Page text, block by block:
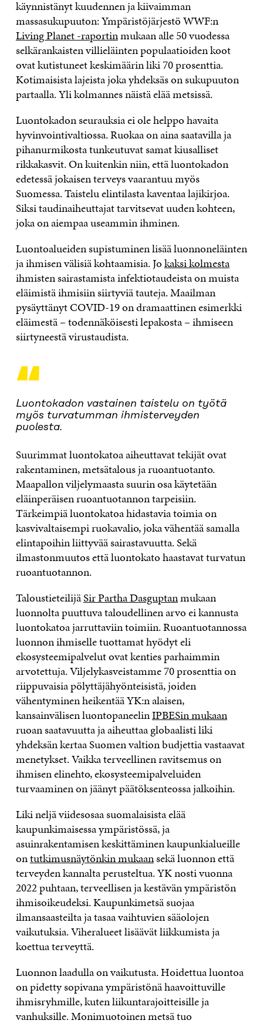
käynnistänyt kuudennen ja kiivaimman
massasukupuuton: Ympäristöjärjestö WWF:n
Living Planet -raportinmukaan alle 50 vuodessa
selkärankaisten villieläinten populaatioiden koot
ovat kutistuneet keskimäärin liki 70 prosenttia.
Kotimaisista lajeista joka yhdeksäs on sukupuuton
partaalla. Yli kolmannes näistä elää metsissä.
Luontokadon seurauksia ei ole helppo havaita
hyvinvointivaltiossa. Ruokaa on aina saatavilla ja
pihanurmikosta tunkeutuvat samat kiusalliset
rikkakasvit. On kuitenkin niin, että luontokadon
edetessä jokaisen terveys vaarantuu myös
Suomessa. Taistelu elintilasta kaventaa lajikirjoa.
Siksi taudinaiheuttajat tarvitsevat uuden kohteen,
joka on aiempaa useammin ihminen.
Luontoalueiden supistuminen lisää luonnoneläinten
ja ihmisen välisiä kohtaamisia. Jokaksi kolmesta
ihmisten sairastamista infektiotaudeista on muista
eläimistä ihmisiin siirtyviä tauteja. Maailman
pysäyttänyt COVID-19 on dramaattinen esimerkki
eläimestä – todennäköisesti lepakosta – ihmiseen
siirtyneestä virustaudista.
“
Luontokadon vastainen taistelu on työtä
myös turvatumman ihmisterveyden
puolesta.
Suurimmat luontokatoa aiheuttavat tekijät ovat
rakentaminen, metsätalous ja ruoantuotanto.
Maapallon viljelymaasta suurin osa käytetään
eläinperäisen ruoantuotannon tarpeisiin.
Tärkeimpiä luontokatoa hidastavia toimia on
kasvivaltaisempi ruokavalio, joka vähentää samalla
elintapoihin liittyvää sairastavuutta. Sekä
ilmastonmuutos että luontokato haastavat turvatun
ruoantuotannon.
TaloustieteilijäSir Partha Dasguptanmukaan
luonnolta puuttuva taloudellinen arvo ei kannusta
luontokatoa jarruttaviin toimiin. Ruoantuotannossa
luonnon ihmiselle tuottamat hyödyt eli
ekosysteemipalvelut ovat kenties parhaimmin
arvotettuja. Viljelykasveistamme 70 prosenttia on
riippuvaisia pölyttäjähyönteisistä, joiden
vähentyminen heikentää YK:n alaisen,
kansainvälisen luontopaneelinIPBESin mukaan
ruoan saatavuutta ja aiheuttaa globaalisti liki
yhdeksän kertaa Suomen valtion budjettia vastaavat
menetykset. Vaikka terveellinen ravitsemus on
ihmisen elinehto, ekosysteemipalveluiden
turvaaminen on jäänyt päätöksenteossa jalkoihin.
Liki neljä viidesosaa suomalaisista elää
kaupunkimaisessa ympäristössä, ja
asuinrakentamisen keskittäminen kaupunkialueille
ontutkimusnäytönkin mukaansekä luonnon että
terveyden kannalta perusteltua. YK nosti vuonna
2022 puhtaan, terveellisen ja kestävän ympäristön
ihmisoikeudeksi. Kaupunkimetsä suojaa
ilmansaasteilta ja tasaa vaihtuvien sääolojen
vaikutuksia. Viheralueet lisäävät liikkumista ja
koettua terveyttä.
Luonnon laadulla on vaikutusta. Hoidettua luontoa
on pidetty sopivana ympäristönä haavoittuville
ihmisryhmille, kuten liikuntarajoitteisille ja
vanhuksille. Monimuotoinen metsä tuo